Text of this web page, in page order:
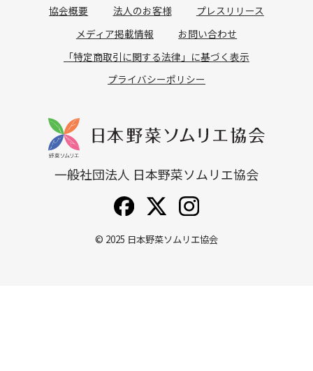
協会概要 法人のお客様
プレスリリース
メディア掲載情報
お問い合わせ
「特定商取引に関する法律」に基づく表示
プライバシーポリシー
一般社団法人 日本野菜ソムリエ協会
© 2025 日本野菜ソムリエ協会